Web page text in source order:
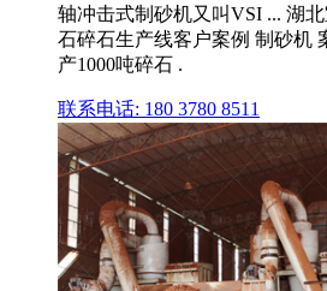
轴冲击式制砂机又叫VSI ... 湖
石碎石生产线客户案例 制砂机
产1000吨碎石 .
联系电话: 180 3780 8511